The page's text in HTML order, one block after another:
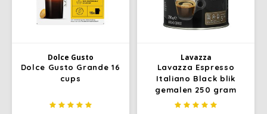
Dolce Gusto
Dolce Gusto Grande 16
cups
Lavazza
Lavazza Espresso
Italiano Black blik
gemalen 250 gram